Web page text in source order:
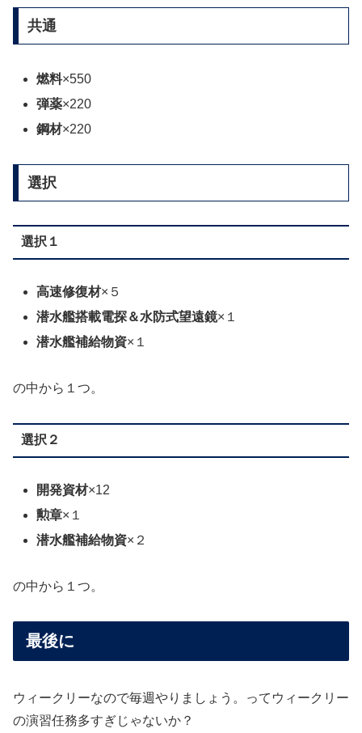
共通
燃料×550
弾薬×220
鋼材×220
選択
選択１
高速修復材×５
潜水艦搭載電探＆水防式望遠鏡×１
潜水艦補給物資×１
の中から１つ。
選択２
開発資材×12
勲章×１
潜水艦補給物資×２
の中から１つ。
最後に
ウィークリーなので毎週やりましょう。ってウィークリー
の演習任務多すぎじゃないか？